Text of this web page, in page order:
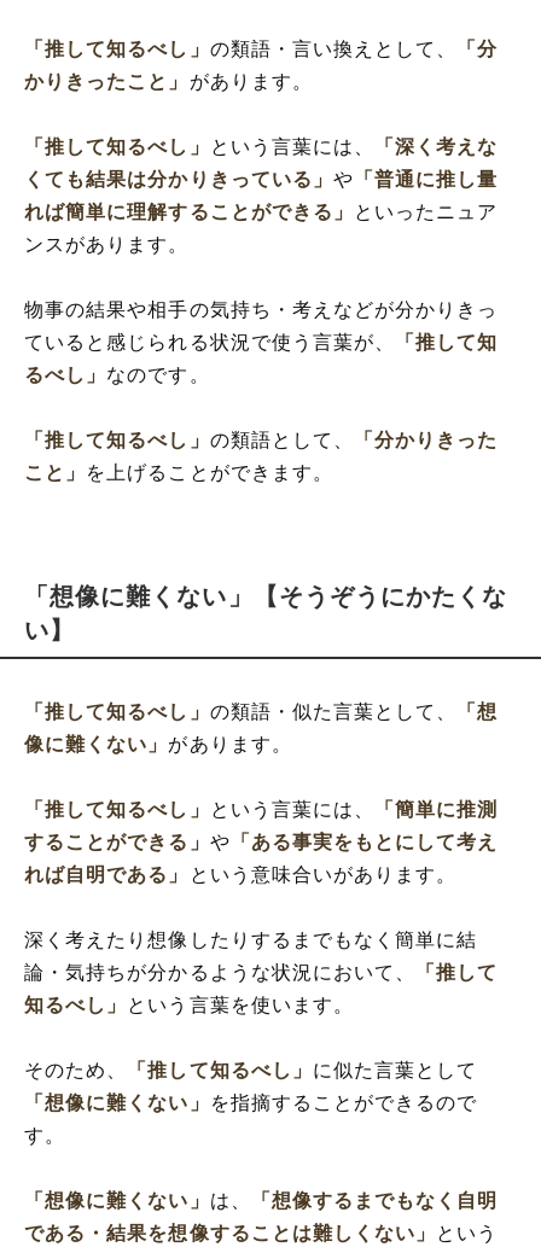
「推して知るべし」 の類語・言い換えとして、
「分
かりきったこと」 があります。
「推して知るべし」 という言葉には、
「深く考えな
くても結果は分かりきっている」 や 「普通に推し量
れば簡単に理解することができる」
といったニュア
ンスがあります。
物事の結果や相手の気持ち・考えなどが分かりきっ
ていると感じられる状況で使う言葉が、
「推して知
るべし」 なのです。
「推して知るべし」 の類語として、
「分かりきった
こと」
を上げることができます。
「想像に難くない」【そうぞうにかたくな
い】
「推して知るべし」 の類語・似た言葉として、
「想
像に難くない」 があります。
「推して知るべし」 という言葉には、
「簡単に推測
することができる」 や 「ある事実をもとにして考え
れば自明である」
という意味合いがあります。
深く考えたり想像したりするまでもなく簡単に結
論・気持ちが分かるような状況において、
「推して
知るべし」 という言葉を使います。
そのため、 「推して知るべし」 に似た言葉として
「想像に難くない」
を指摘することができるので
す。
「想像に難くない」 は、
「想像するまでもなく自明
である・結果を想像することは難しくない」 という